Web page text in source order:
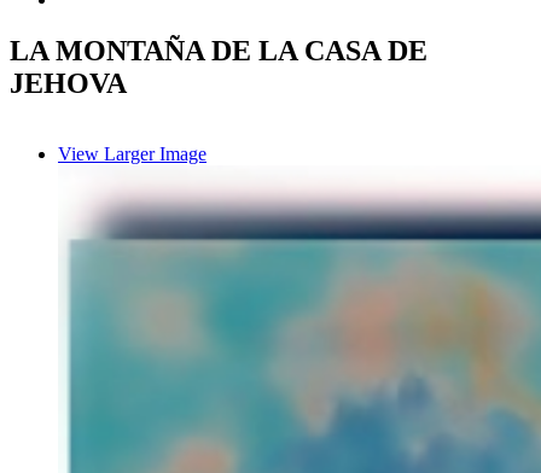
LA MONTAÑA DE LA CASA DE
JEHOVA
View Larger Image